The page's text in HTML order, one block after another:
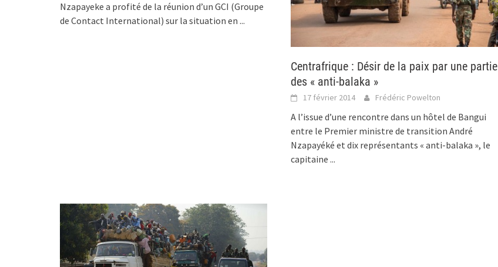
Nzapayeke a profité de la réunion d’un GCI (Groupe
de Contact International) sur la situation en ...
Centrafrique : Désir de la paix par une partie
des « anti-balaka »
17 février 2014 Frédéric Powelton
A l’issue d’une rencontre dans un hôtel de Bangui
entre le Premier ministre de transition André
Nzapayéké et dix représentants « anti-balaka », le
capitaine...